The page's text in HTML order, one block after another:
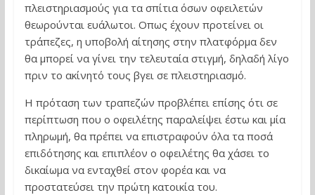
πλειστηριασμούς για τα σπίτια όσων οφειλετών
θεωρούνται ευάλωτοι. Οπως έχουν προτείνει οι
τράπεζες, η υποβολή αίτησης στην πλατφόρμα δεν
θα μπορεί να γίνει την τελευταία στιγμή, δηλαδή λίγο
πριν το ακίνητό τους βγει σε πλειστηριασμό.
Η πρόταση των τραπεζών προβλέπει επίσης ότι σε
περίπτωση που ο οφειλέτης παραλείψει έστω και μία
πληρωμή, θα πρέπει να επιστραφούν όλα τα ποσά
επιδότησης και επιπλέον ο οφειλέτης θα χάσει το
δικαίωμα να ενταχθεί στον φορέα και να
προστατεύσει την πρώτη κατοικία του.